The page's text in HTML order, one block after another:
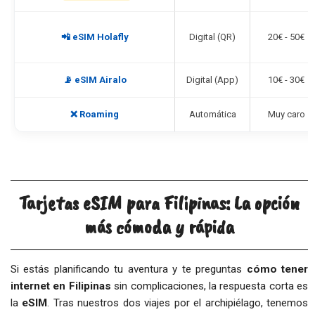
📲 eSIM Holafly Digital (QR) 20€ - 50€
📡 eSIM Airalo Digital (App) 10€ - 30€
❌ Roaming Automática Muy caro
Tarjetas eSIM para Filipinas: La opción
más cómoda y rápida
Si estás planificando tu aventura y te preguntas cómo tener
internet en Filipinas sin complicaciones, la respuesta corta es
la eSIM . Tras nuestros dos viajes por el archipiélago, tenemos